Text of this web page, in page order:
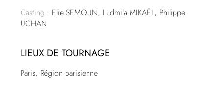
Casting : Elie SEMOUN, Ludmila MIKAËL, Philippe
UCHAN
LIEUX DE TOURNAGE
Paris, Région parisienne